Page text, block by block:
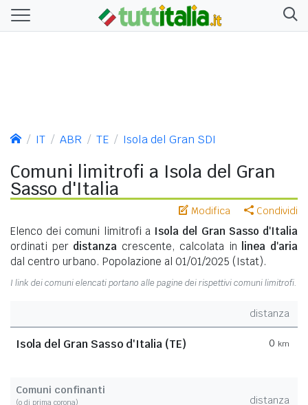
IT ABR TE Isola del Gran SDI
Comuni limitrofi a Isola del Gran
Sasso d'Italia
Modifica Condividi
Elenco dei comuni limitrofi a Isola del Gran Sasso d'Italia
ordinati per distanza crescente, calcolata in
linea d'aria
dal centro urbano. Popolazione al 01/01/2025 (Istat).
I link dei comuni elencati portano alle pagine dei rispettivi comuni limitrofi.
distanza
Isola del Gran Sasso d'Italia (TE) 0 km
Comuni confinanti
(o di prima corona) distanza